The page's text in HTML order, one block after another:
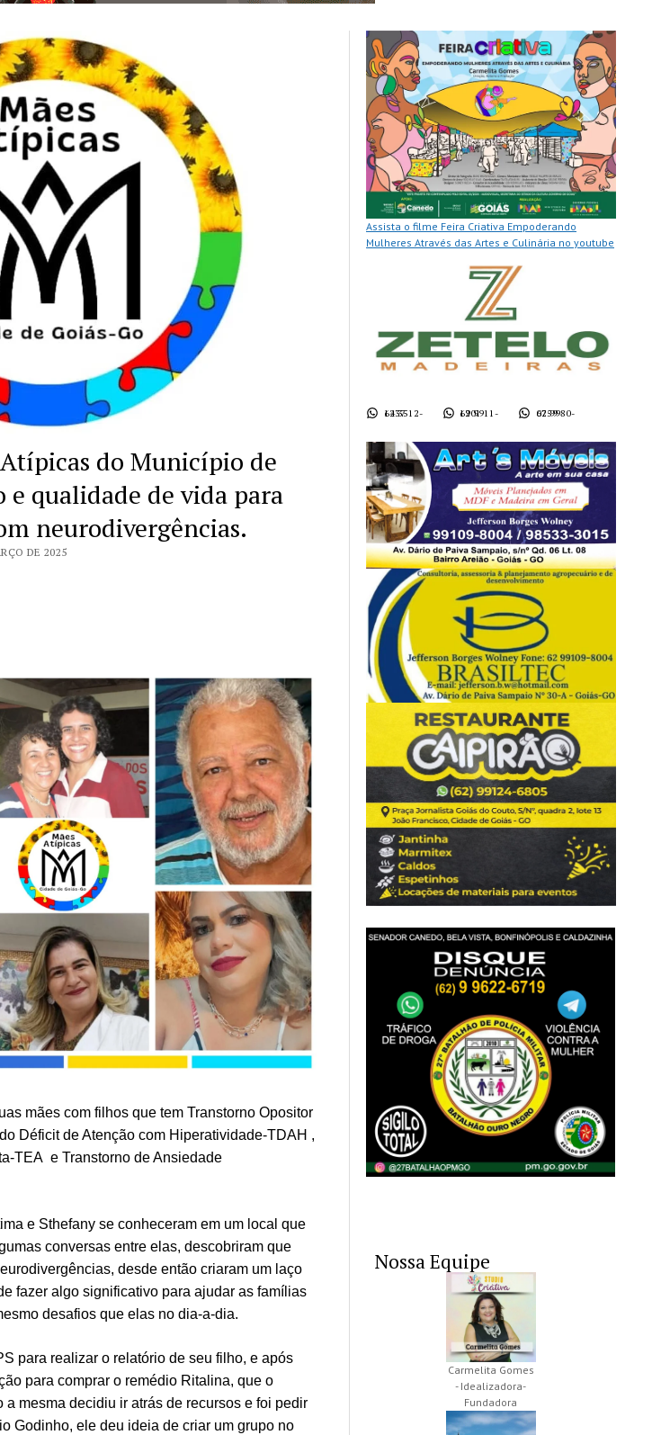
Atípicas do Município de
e qualidade de vida para
neurodivergências.
DE 2025
mães com filhos que tem Transtorno Opositor
Déficit de Atenção com Hiperatividade-TDAH ,
TEA e Transtorno de Ansiedade
e Sthefany se conheceram em um local que
conversas entre elas, descobriram que
desde então criaram um laço
fazer algo significativo para ajudar as famílias
desafios que elas no dia-a-dia.
para realizar o relatório de seu filho, e após
para comprar o remédio Ritalina, que o
mesma decidiu ir atrás de recursos e foi pedir
Godinho, ele deu ideia de criar um grupo no
Assista o filme Feira Criativa Empoderando
Mulheres Através das Artes e Culinária no youtube
62 3512-1437 62 9911-1901 62 9980-0759
Nossa Equipe
Carmelita Gomes
- Idealizadora-
Fundadora